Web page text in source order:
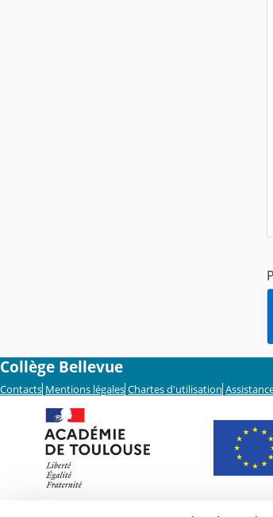
Collège Bellevue
Contacts Mentions légales Chartes d'utilisation